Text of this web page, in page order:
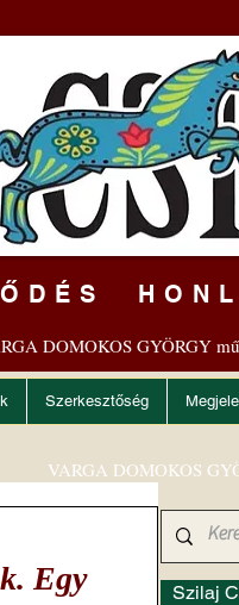
DOMOKOS GYÖRGY
Szerkesztőség
Egy
Szilaj
VARGA DOMOKOS